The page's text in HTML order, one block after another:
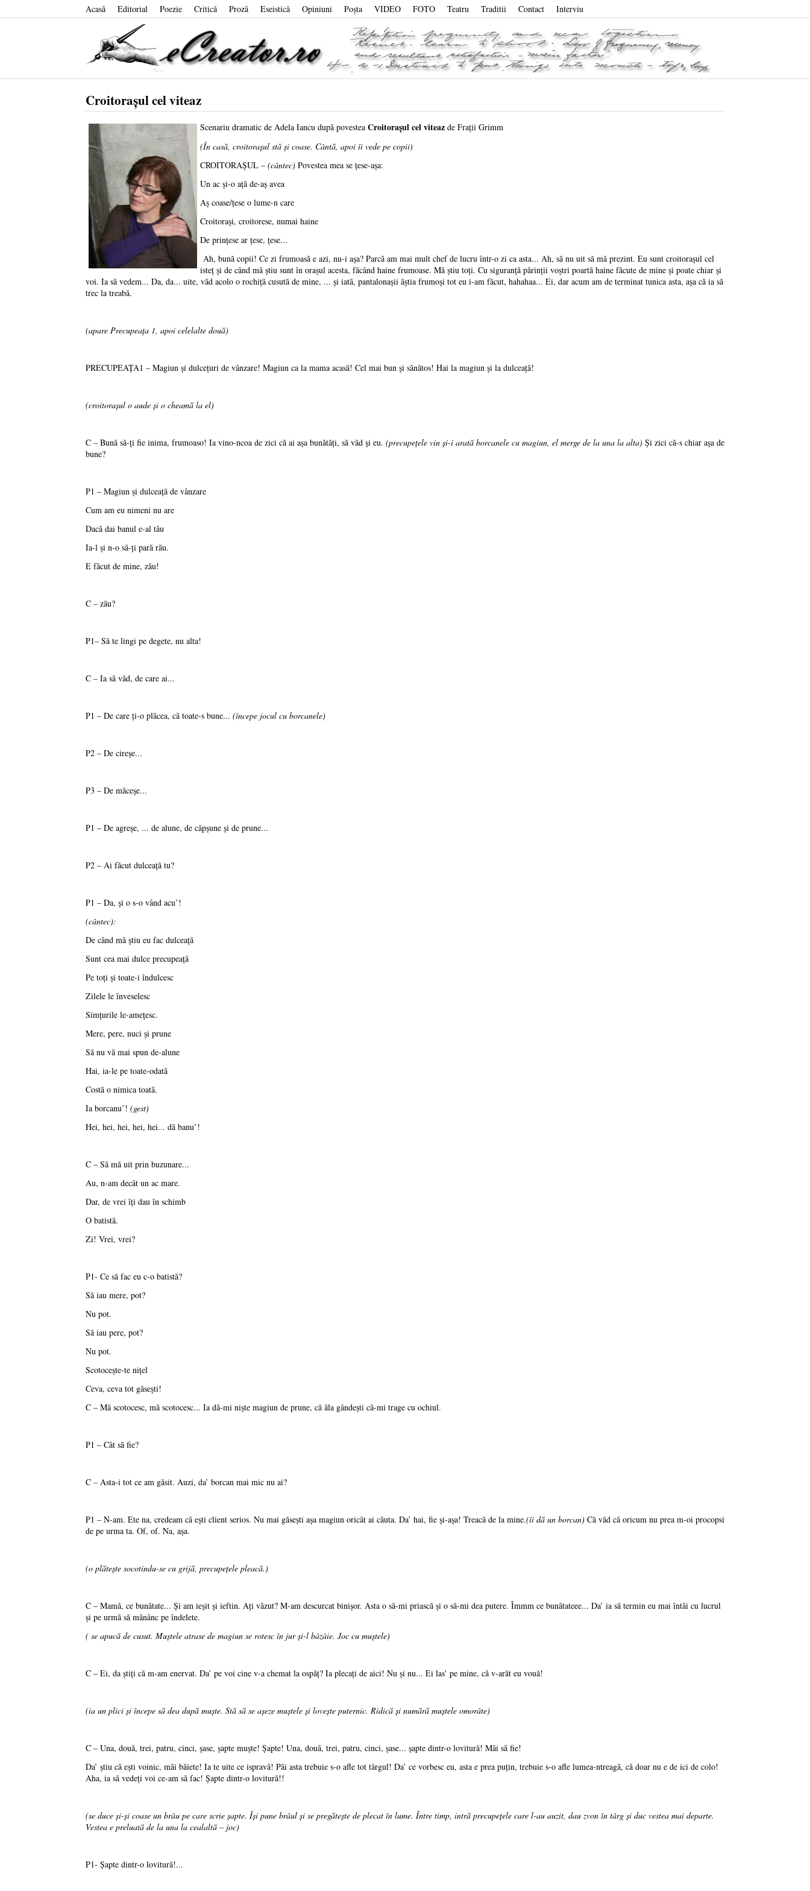
Acasă Editorial Poezie Critică Proză Eseistică Opiniuni Poşta VIDEO FOTO Teatru Traditii Contact Interviu
Croitoraşul cel viteaz
Scenariu dramatic de Adela Iancu după povestea Croitoraşul cel viteaz de Fraţii Grimm
(În casă, croitoraşul stă şi coase. Cântă, apoi îi vede pe copii)
CROITORAŞUL – (cântec) Povestea mea se ţese-aşa:
Un ac şi-o aţă de-aş avea
Aş coase/ţese o lume-n care
Croitoraşi, croitorese, numai haine
De prinţese ar ţese, ţese...
Ah, bună copii! Ce zi frumoasă e azi, nu-i aşa? Parcă am mai mult chef de lucru într-o zi ca asta... Ah, să nu uit să mă prezint. Eu sunt croitoraşul cel
isteţ şi de când mă ştiu sunt în oraşul acesta, făcând haine frumoase. Mă ştiu toţi. Cu siguranţă părinţii voştri poartă haine făcute de mine şi poate chiar şi
voi. Ia să vedem... Da, da... uite, văd acolo o rochiţă cusută de mine, ... şi iată, pantalonaşii ăştia frumoşi tot eu i-am făcut, hahahaa... Ei, dar acum am de terminat tunica asta, aşa că ia să
trec la treabă.
(apare Precupeaţa 1, apoi celelalte două)
PRECUPEAŢA1 – Magiun şi dulceţuri de vânzare! Magiun ca la mama acasă! Cel mai bun şi sănătos! Hai la magiun şi la dulceaţă!
(croitoraşul o aude şi o cheamă la el)
C – Bună să-ţi fie inima, frumoaso! Ia vino-ncoa de zici că ai aşa bunătăţi, să văd şi eu. (precupeţele vin şi-i arată borcanele cu magiun, el merge de la una la alta) Şi zici că-s chiar aşa de
bune?
P1 – Magiun şi dulceaţă de vânzare
Cum am eu nimeni nu are
Dacă dai banul e-al tău
Ia-l şi n-o să-ţi pară rău.
E făcut de mine, zău!
C – zău?
P1– Să te lingi pe degete, nu alta!
C – Ia să văd, de care ai...
P1 – De care ţi-o plăcea, că toate-s bune... (începe jocul cu borcanele)
P2 – De cireşe...
P3 – De măceşe...
P1 – De agreşe, ... de alune, de căpşune şi de prune...
P2 – Ai făcut dulceaţă tu?
P1 – Da, şi o s-o vând acu’!
(cântec):
De când mă ştiu eu fac dulceaţă
Sunt cea mai dulce precupeaţă
Pe toţi şi toate-i îndulcesc
Zilele le înveselesc
Simţurile le-ameţesc.
Mere, pere, nuci şi prune
Să nu vă mai spun de-alune
Hai, ia-le pe toate-odată
Costă o nimica toată.
Ia borcanu’! (gest)
Hei, hei, hei, hei, hei... dă banu’!
C – Să mă uit prin buzunare...
Au, n-am decât un ac mare.
Dar, de vrei îţi dau în schimb
O batistă.
Zi! Vrei, vrei?
P1- Ce să fac eu c-o batistă?
Să iau mere, pot?
Nu pot.
Să iau pere, pot?
Nu pot.
Scotoceşte-te niţel
Ceva, ceva tot găseşti!
C – Mă scotocesc, mă scotocesc... Ia dă-mi nişte magiun de prune, că ăla gândeşti că-mi trage cu ochiul.
P1 – Cât să fie?
C – Asta-i tot ce am găsit. Auzi, da’ borcan mai mic nu ai?
P1 – N-am. Ete na, credeam că eşti client serios. Nu mai găseşti aşa magiun oricât ai căuta. Da’ hai, fie şi-aşa! Treacă de la mine.(îi dă un borcan) Că văd că oricum nu prea m-oi procopsi
de pe urma ta. Of, of. Na, aşa.
(o plăteşte socotindu-se cu grijă, precupeţele pleacă.)
C – Mamă, ce bunătate... Şi am ieşit şi ieftin. Aţi văzut? M-am descurcat binişor. Asta o să-mi priască şi o să-mi dea putere. Îmmm ce bunătateee... Da’ ia să termin eu mai întâi cu lucrul
şi pe urmă să mănânc pe îndelete.
( se apucă de cusut. Muştele atrase de magiun se rotesc în jur şi-l bâzâie. Joc cu muştele)
C – Ei, da ştiţi că m-am enervat. Da’ pe voi cine v-a chemat la ospăţ? Ia plecaţi de aici! Nu şi nu... Ei las’ pe mine, că v-arăt eu vouă!
(ia un plici şi începe să dea după muşte. Stă să se aşeze muştele şi loveşte puternic. Ridică şi numără muştele omorâte)
C – Una, două, trei, patru, cinci, şase, şapte muşte! Şapte! Una, două, trei, patru, cinci, şase... şapte dintr-o lovitură! Măi să fie!
Da’ ştiu că eşti voinic, măi băiete! Ia te uite ce ispravă! Păi asta trebuie s-o afle tot târgul! Da’ ce vorbesc eu, asta e prea puţin, trebuie s-o afle lumea-ntreagă, că doar nu e de ici de colo!
Aha, ia să vedeţi voi ce-am să fac! Şapte dintr-o lovitură!!
(se duce şi-şi coase un brâu pe care scrie şapte. Îşi pune brâul şi se pregăteşte de plecat în lume. Între timp, intră precupeţele care l-au auzit, dau zvon în târg şi duc vestea mai departe.
Vestea e preluată de la una la cealaltă – joc)
P1- Şapte dintr-o lovitură!...